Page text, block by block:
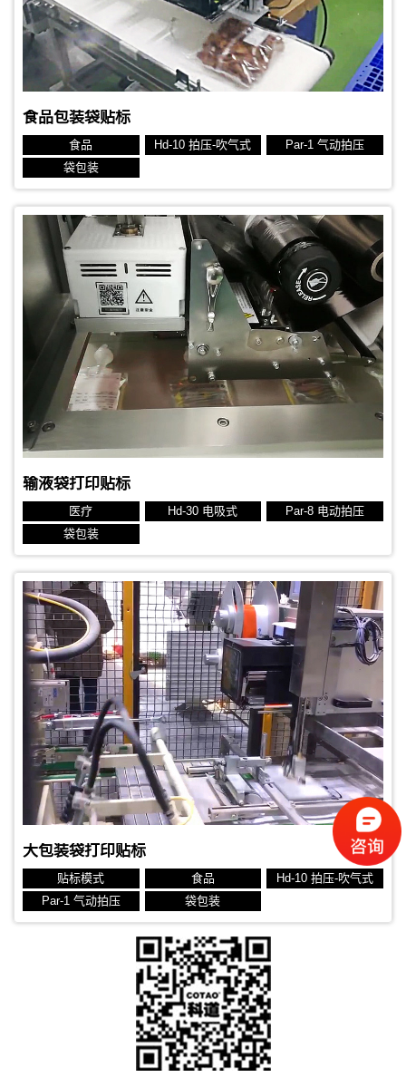
食品包装袋贴标
食品 Hd-10 拍压-吹气式
Par-1 气动拍压
袋包装
输液袋打印贴标
医疗 Hd-30 电吸式
Par-8 电动拍压
袋包装
贴标对象：袋子
贴标位置：顶面
生产节拍：7秒
标签规格：133x230 mm 热敏标签
大包装袋打印贴标
贴标模式 食品
Hd-10 拍压-吹气式
Par-1 气动拍压
袋包装